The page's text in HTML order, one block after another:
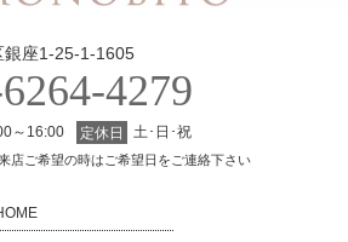
銀座1-25-1-1605
4279
～16:00 定休日 土･日･祝
店ご希望の時はご希望日をご連絡下さい